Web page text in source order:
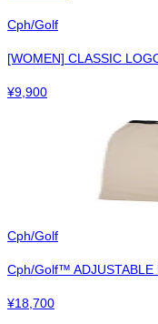
Cph/Golf
[WOMEN] CLASSIC
¥9,900
Cph/Golf
Cph/Golf™︎ ADJUSTABLE
¥18,700